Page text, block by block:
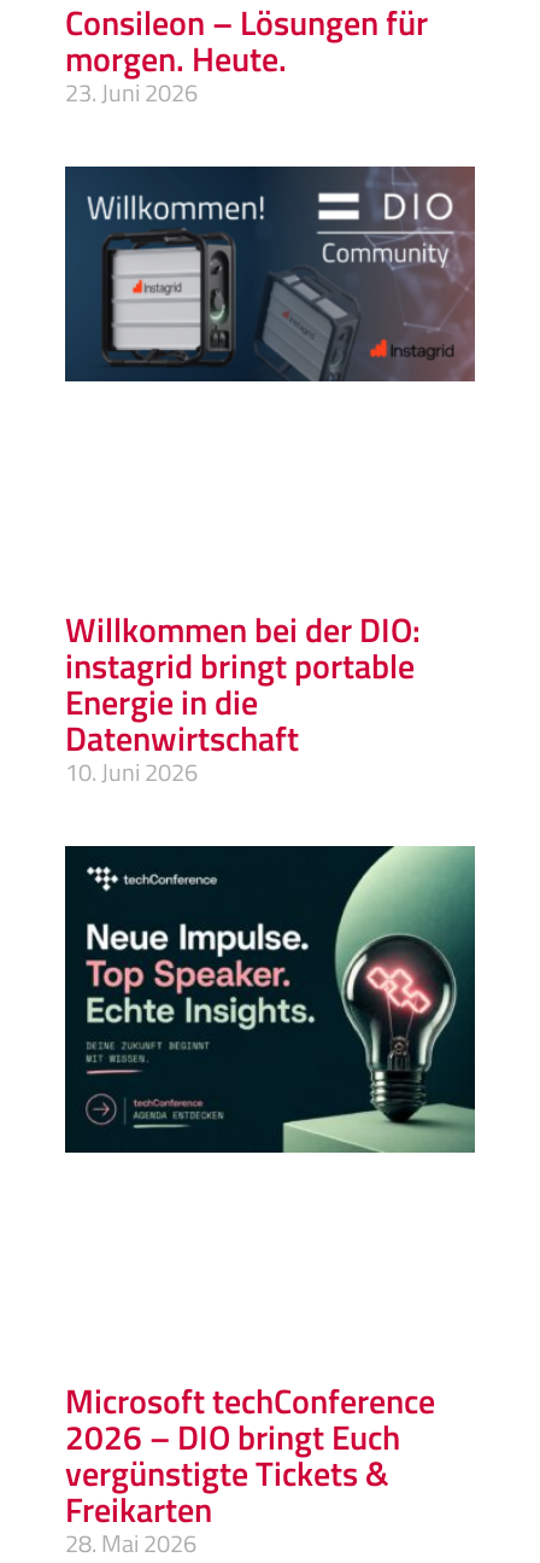
Consileon – Lösungen für
morgen. Heute.
23. Juni 2026
Willkommen bei der DIO:
instagrid bringt portable
Energie in die
Datenwirtschaft
10. Juni 2026
Microsoft techConference
2026 – DIO bringt Euch
vergünstigte Tickets &
Freikarten
28. Mai 2026